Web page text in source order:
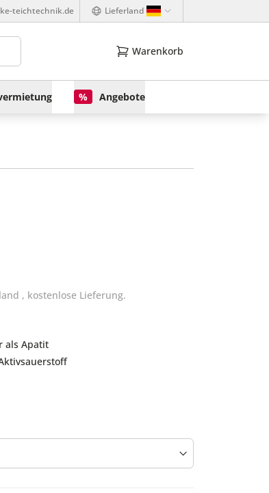
teichtechnik.de Lieferland
Warenkorb
% Angebote
, kostenlose Lieferung.
als Apatit